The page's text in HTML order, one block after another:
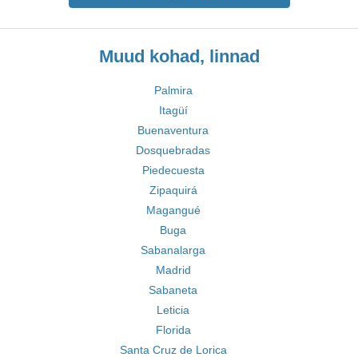
Muud kohad, linnad
Palmira
Itagüí
Buenaventura
Dosquebradas
Piedecuesta
Zipaquirá
Magangué
Buga
Sabanalarga
Madrid
Sabaneta
Leticia
Florida
Santa Cruz de Lorica